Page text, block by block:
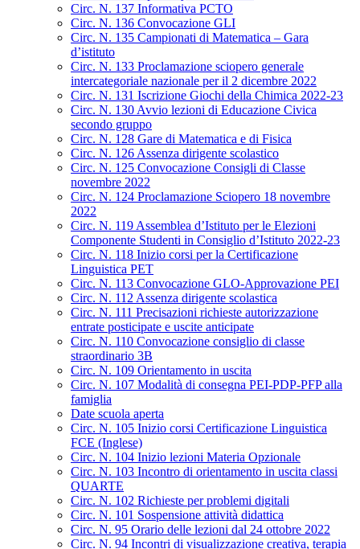
Circ. N. 137 Informativa PCTO
Circ. N. 136 Convocazione GLI
Circ. N. 135 Campionati di Matematica – Gara
d’istituto
Circ. N. 133 Proclamazione sciopero generale
intercategoriale nazionale per il 2 dicembre 2022
Circ. N. 131 Iscrizione Giochi della Chimica 2022-23
Circ. N. 130 Avvio lezioni di Educazione Civica
secondo gruppo
Circ. N. 128 Gare di Matematica e di Fisica
Circ. N. 126 Assenza dirigente scolastico
Circ. N. 125 Convocazione Consigli di Classe
novembre 2022
Circ. N. 124 Proclamazione Sciopero 18 novembre
2022
Circ. N. 119 Assemblea d’Istituto per le Elezioni
Componente Studenti in Consiglio d’Istituto 2022-23
Circ. N. 118 Inizio corsi per la Certificazione
Linguistica PET
Circ. N. 113 Convocazione GLO-Approvazione PEI
Circ. N. 112 Assenza dirigente scolastica
Circ. N. 111 Precisazioni richieste autorizzazione
entrate posticipate e uscite anticipate
Circ. N. 110 Convocazione consiglio di classe
straordinario 3B
Circ. N. 109 Orientamento in uscita
Circ. N. 107 Modalità di consegna PEI-PDP-PFP alla
famiglia
Date scuola aperta
Circ. N. 105 Inizio corsi Certificazione Linguistica
FCE (Inglese)
Circ. N. 104 Inizio lezioni Materia Opzionale
Circ. N. 103 Incontro di orientamento in uscita classi
QUARTE
Circ. N. 102 Richieste per problemi digitali
Circ. N. 101 Sospensione attività didattica
Circ. N. 95 Orario delle lezioni dal 24 ottobre 2022
Circ. N. 94 Incontri di visualizzazione creativa, terapia